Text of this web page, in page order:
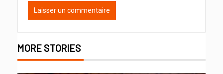
MORE STORIES